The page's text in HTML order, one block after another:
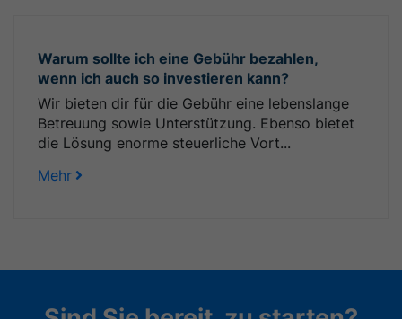
Warum sollte ich eine Gebühr bezahlen,
wenn ich auch so investieren kann?
Wir bieten dir für die Gebühr eine lebenslange
Betreuung sowie Unterstützung. Ebenso bietet
die Lösung enorme steuerliche Vort...
Mehr